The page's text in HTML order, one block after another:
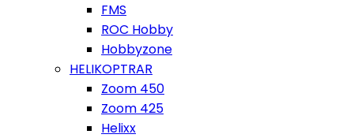
FMS
ROC Hobby
Hobbyzone
HELIKOPTRAR
Zoom 450
Zoom 425
Helixx